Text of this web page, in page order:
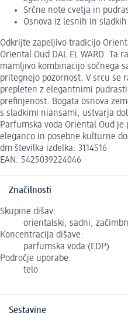
Srčne note cvetja in
Osnova iz lesnih in
Odkrijte zapeljivo tradicijo
Oriental Oud DAL EL WARD. Ta
mamljivo kombinacijo sočnega
pritegnejo pozornost. V srcu se
prepleten z elegantnimi
prefinjenost. Bogata osnova
s sladkimi niansami, ustvarja
Parfumska voda Oriental Oud
eleganco in posebne kulturne
dm številka izdelka: 3114516
EAN: 5425039224046
Značilnosti
Skupine dišav:
orientalski, sadni,
Koncentracija dišave:
parfumska voda (EDP)
Področje uporabe:
telo
Sestavine